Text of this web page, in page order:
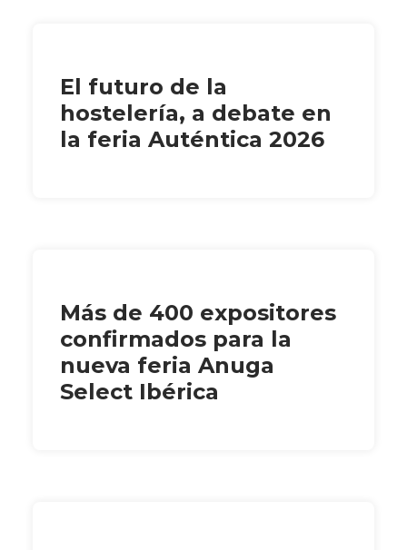
El futuro de la
hostelería, a debate en
la feria Auténtica 2026
Más de 400 expositores
confirmados para la
nueva feria Anuga
Select Ibérica